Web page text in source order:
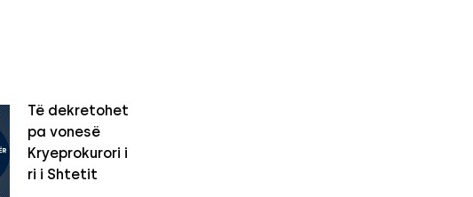
Të dekretohet
pa vonesë
Kryeprokurori i
ri i Shtetit